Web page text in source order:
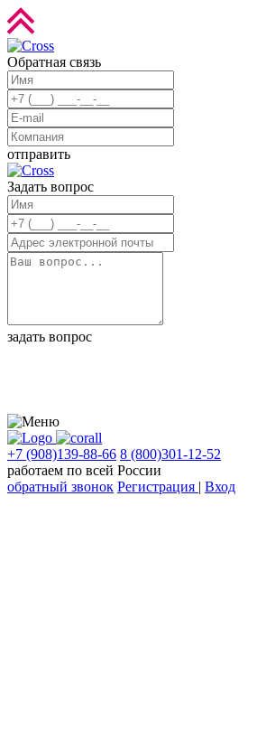
Обратная связь
отправить
Задать вопрос
задать вопрос
+7 (908)139-88-66 8 (800)301-12-52
работаем по всей России
обратный звонок Регистрация | Вход